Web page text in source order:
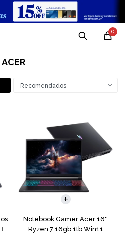
0
ACER
Recomendados
Notebook Gamer Acer 16''
Ryzen 7 16gb 1tb Win11
COMPARAR